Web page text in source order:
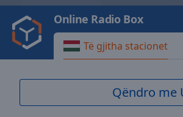
Video
Play
Backward
Skip
Mute
Time0:00
Të gjitha stacionet
Online Radio Box
Qëndro me